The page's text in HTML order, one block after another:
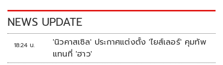
k k
NEWS UPDATE
18:24 น.
'นิวคาสเซิล' ประกาศแต่งตั้ง 'ไยส์เลอร์' คุมทัพ
แทนที่ 'ฮาว'